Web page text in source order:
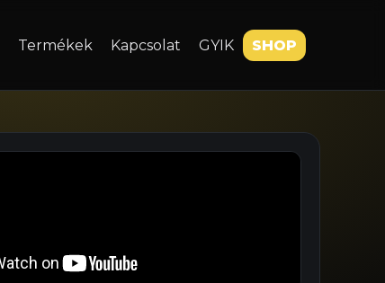
Termékek Kapcsolat GYIK SHOP